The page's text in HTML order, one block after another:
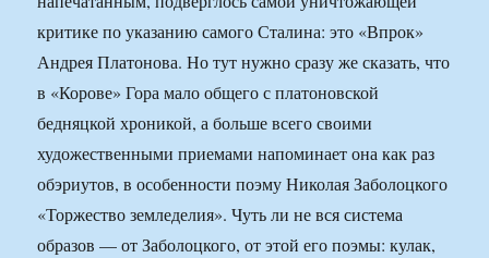
критике по указанию самого Сталина: это «Впрок»
Андрея Платонова. Но тут нужно сразу же сказать, что
в «Корове» Гора мало общего с платоновской
бедняцкой хроникой, а больше всего своими
художественными приемами напоминает она как раз
обэриутов, в особенности поэму Николая Заболоцкого
«Торжество земледелия». Чуть ли не вся система
образов — от Заболоцкого, от этой его поэмы: кулак,